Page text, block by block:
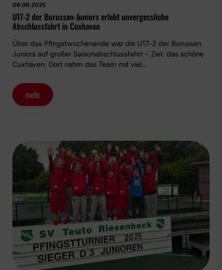
09.06.2025
U17-2 der Borussen-Juniors erlebt unvergessliche
Abschlussfahrt in Cuxhaven
Über das Pfingstwochenende war die U17-2 der Borussen
Juniors auf großer Saisonabschlussfahrt – Ziel: das schöne
Cuxhaven. Dort nahm das Team mit viel…
mehr